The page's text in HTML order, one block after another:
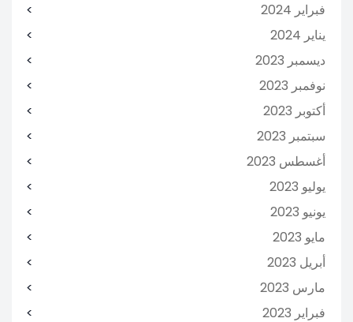
فبراير 2024
يناير 2024
ديسمبر 2023
نوفمبر 2023
أكتوبر 2023
سبتمبر 2023
أغسطس 2023
يوليو 2023
يونيو 2023
مايو 2023
أبريل 2023
مارس 2023
فبراير 2023